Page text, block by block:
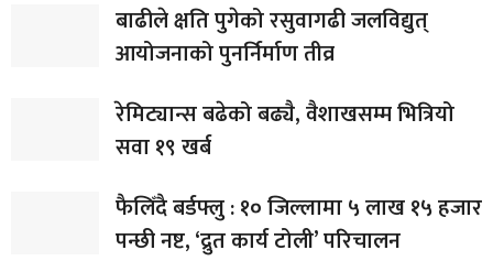
बाढीले क्षति पुगेको रसुवागढी जलविद्युत्
आयोजनाको पुनर्निर्माण तीव्र
रेमिट्यान्स बढेको बढ्यै, वैशाखसम्म भित्रियो
सवा १९ खर्ब
फैलिँदै बर्डफ्लु : १० जिल्लामा ५ लाख १५ हजार
पन्छी नष्ट, ‘द्रुत कार्य टोली’ परिचालन